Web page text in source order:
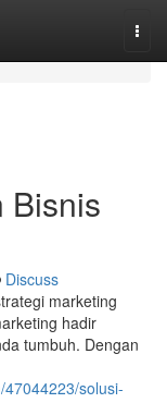
Bisnis
Discuss
marketing
hadir
tumbuh. Dengan
solusi-